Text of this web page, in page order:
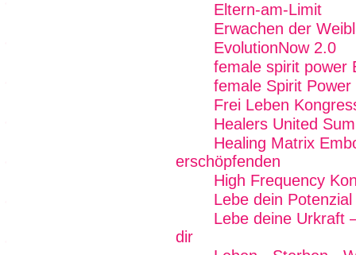
Eltern-am-Limit
Erwachen der
EvolutionNow 2.0
female spirit power
female Spirit
Frei Leben
Healers United
Healing Matrix
erschöpfenden
High Frequency
Lebe dein
Lebe deine Urkraft
dir